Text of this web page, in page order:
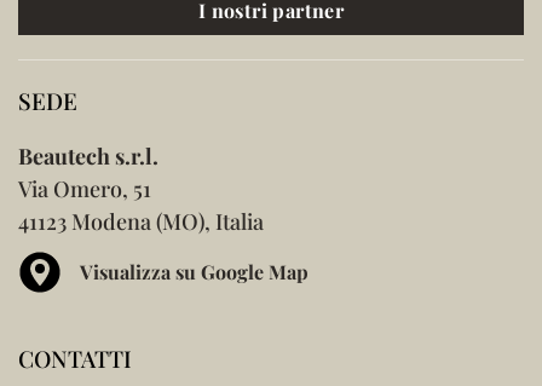
I nostri partner
SEDE
Beautech s.r.l.
Via Omero, 51
41123 Modena (MO), Italia
Visualizza su Google Map
CONTATTI